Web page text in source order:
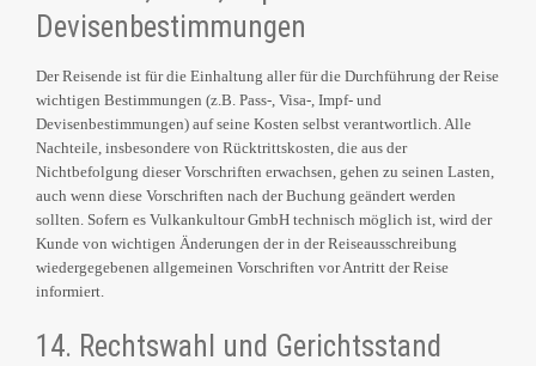
Devisenbestimmungen
Der Reisende ist für die Einhaltung aller für die Durchführung der Reise
wichtigen Bestimmungen (z.B. Pass-, Visa-, Impf- und
Devisenbestimmungen) auf seine Kosten selbst verantwortlich. Alle
Nachteile, insbesondere von Rücktrittskosten, die aus der
Nichtbefolgung dieser Vorschriften erwachsen, gehen zu seinen Lasten,
auch wenn diese Vorschriften nach der Buchung geändert werden
sollten. Sofern es Vulkankultour GmbH technisch möglich ist, wird der
Kunde von wichtigen Änderungen der in der Reiseausschreibung
wiedergegebenen allgemeinen Vorschriften vor Antritt der Reise
informiert.
14. Rechtswahl und Gerichtsstand